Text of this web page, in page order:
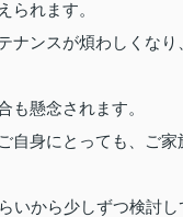
られます。
ナンスが煩わしくな
も懸念されます。
自身にとっても、ご
から少しずつ検討し